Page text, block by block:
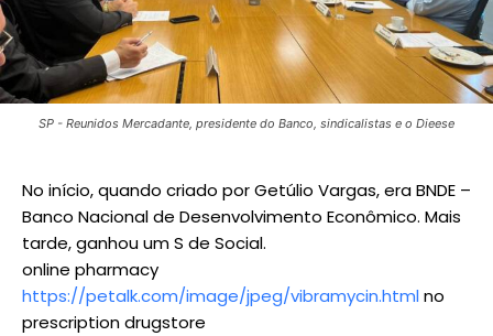
SP - Reunidos Mercadante, presidente do Banco, sindicalistas e o Dieese
No início, quando criado por Getúlio Vargas, era BNDE –
Banco Nacional de Desenvolvimento Econômico. Mais
tarde, ganhou um S de Social.
online pharmacy
https://petalk.com/image/jpeg/vibramycin.htmlno
prescription drugstore